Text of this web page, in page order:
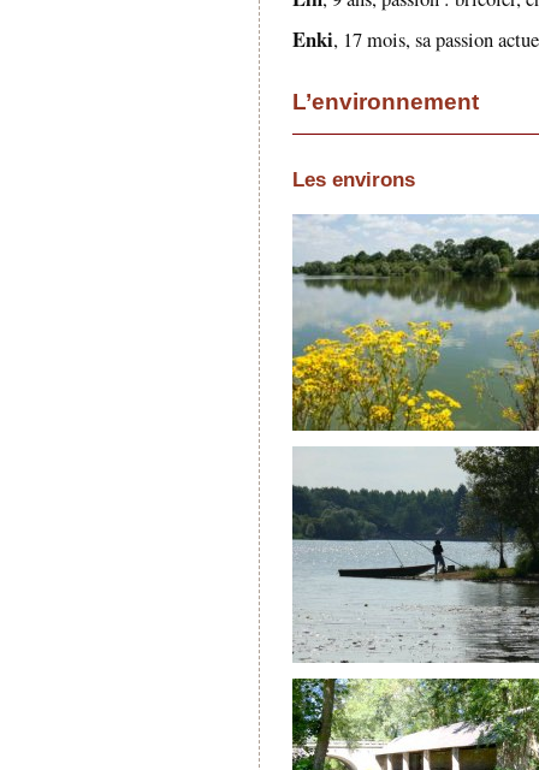
Enki, 17 mois, sa passion
L’environnement
Les environs